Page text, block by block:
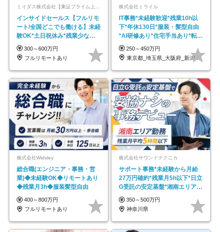
インサイドセールス【フルリモ
ート/全国どこでも働ける】未経
験OK*土日祝休み*残業少なめ*
在宅勤務手当あり
300～600万円
フルリモートあり
株式会社ミライル
IT事務*未経験歓迎*残業10h以
下*年休130日*服装・髪型自由
*AI研修あり*住宅手当あり*転勤
なし
250～450万円
東京都_埼玉県_大阪府_新潟県_福岡県
株式会社Widsley
総合職(エンジニア・事務・営
業)◆未経験OK◆リモートあり
◆残業月3h◆服装髪型自由
400～800万円
フルリモートあり
株式会社サウンドテクニカ
サポート事務*未経験から月給
27万円確約*残業月5h以下*日立
G受託の安定基盤*湘南エリア勤
務
350～500万円
神奈川県